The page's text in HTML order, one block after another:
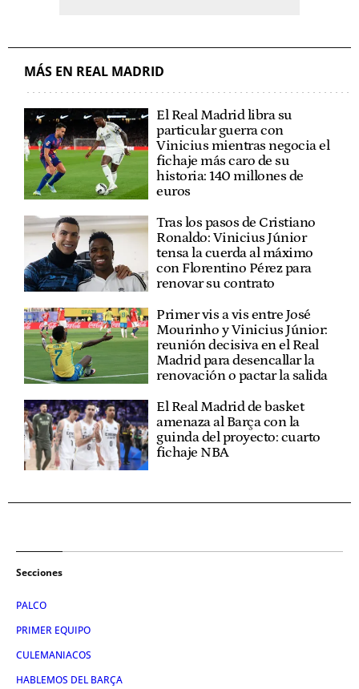
MÁS EN REAL MADRID
El Real Madrid libra su
particular guerra con
Vinicius mientras negocia el
fichaje más caro de su
historia: 140 millones de
euros
Tras los pasos de Cristiano
Ronaldo: Vinicius Júnior
tensa la cuerda al máximo
con Florentino Pérez para
renovar su contrato
Primer vis a vis entre José
Mourinho y Vinicius Júnior:
reunión decisiva en el Real
Madrid para desencallar la
renovación o pactar la salida
El Real Madrid de basket
amenaza al Barça con la
guinda del proyecto: cuarto
fichaje NBA
Secciones
PALCO
PRIMER EQUIPO
CULEMANIACOS
HABLEMOS DEL BARÇA